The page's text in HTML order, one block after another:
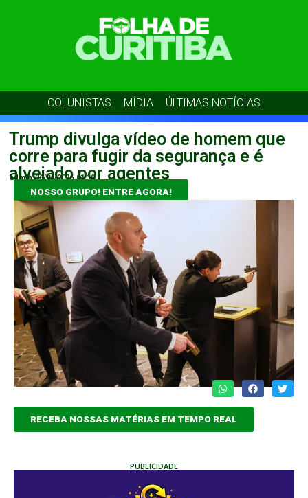
COLUNISTAS MÍDIA ÚLTIMAS NOTÍCIAS
Trump divulga vídeo de homem que
corre para fugir da segurança e é
alvejado por agentes
admin 26/04/2026 01:10
NOSSO GRUPO! ENTRE AGORA!
RECEBA NOSSAS MATÉRIAS EM TEMPO REAL
PUBLICIDADE